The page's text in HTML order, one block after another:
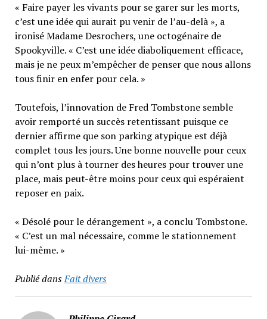
« Faire payer les vivants pour se garer sur les morts,
c’est une idée qui aurait pu venir de l’au-delà », a
ironisé Madame Desrochers, une octogénaire de
Spookyville. « C’est une idée diaboliquement efficace,
mais je ne peux m’empêcher de penser que nous allons
tous finir en enfer pour cela. »
Toutefois, l’innovation de Fred Tombstone semble
avoir remporté un succès retentissant puisque ce
dernier affirme que son parking atypique est déjà
complet tous les jours. Une bonne nouvelle pour ceux
qui n’ont plus à tourner des heures pour trouver une
place, mais peut-être moins pour ceux qui espéraient
reposer en paix.
« Désolé pour le dérangement », a conclu Tombstone.
« C’est un mal nécessaire, comme le stationnement
lui-même. »
Publié dansFait divers